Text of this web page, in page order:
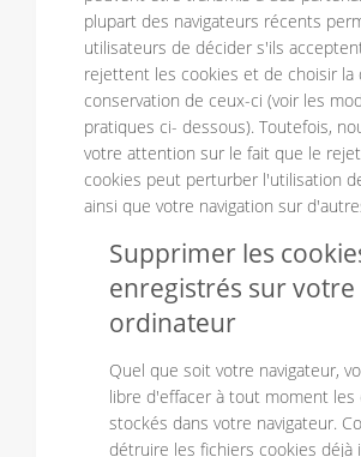
plupart des navigateurs récents
utilisateurs de décider s'ils
rejettent les cookies et de choisir la
conservation de ceux-ci (voir les
pratiques ci- dessous). Toutefois,
votre attention sur le fait que le
cookies peut perturber l'utilisation
ainsi que votre navigation sur
Supprimer les
enregistrés sur votre
ordinateur
Quel que soit votre navigateur,
libre d'effacer à tout moment les
stockés dans votre navigateur.
détruire les fichiers cookies déjà